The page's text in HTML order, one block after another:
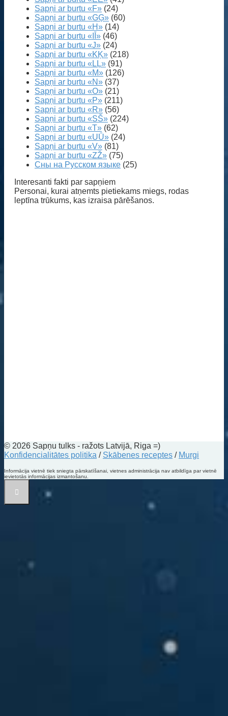
Sapņi ar burtu «F» (24)
Sapņi ar burtu «GĢ» (60)
Sapņi ar burtu «H» (14)
Sapņi ar burtu «IĪ» (46)
Sapņi ar burtu «J» (24)
Sapņi ar burtu «KĶ» (218)
Sapņi ar burtu «LĻ» (91)
Sapņi ar burtu «M» (126)
Sapņi ar burtu «N» (37)
Sapņi ar burtu «O» (21)
Sapņi ar burtu «P» (211)
Sapņi ar burtu «R» (56)
Sapņi ar burtu «SŠ» (224)
Sapņi ar burtu «T» (62)
Sapņi ar burtu «UŪ» (24)
Sapņi ar burtu «V» (81)
Sapņi ar burtu «ZŽ» (75)
Сны на Русском языке (25)
Interesanti fakti par sapņiem
Personai, kurai atņemts pietiekams miegs, rodas
leptīna trūkums, kas izraisa pārēšanos.
© 2026 Sapņu tulks - ražots Latvijā, Riga =)
Konfidencialitātes politika / Skābenes receptes / Murgi
Informācija vietnē tiek sniegta pārskatīšanai, vietnes administrācija nav atbildīga par vietnē
ievietotās informācijas izmantošanu.